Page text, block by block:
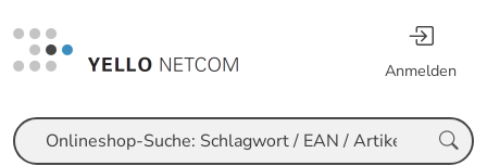
Anmelden
Suche